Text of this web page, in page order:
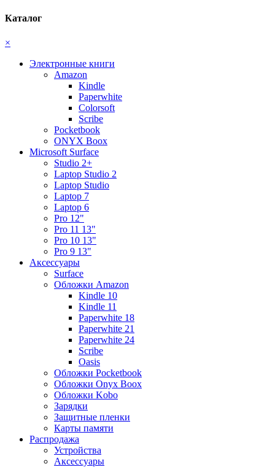
Каталог
×
Электронные книги
Amazon
Kindle
Paperwhite
Colorsoft
Scribe
Pocketbook
ONYX Boox
Microsoft Surface
Studio 2+
Laptop Studio 2
Laptop Studio
Laptop 7
Laptop 6
Pro 12"
Pro 11 13"
Pro 10 13"
Pro 9 13"
Аксессуары
Surface
Обложки Amazon
Kindle 10
Kindle 11
Paperwhite 18
Paperwhite 21
Paperwhite 24
Scribe
Oasis
Обложки Pocketbook
Обложки Onyx Boox
Обложки Kobo
Зарядки
Защитные пленки
Карты памяти
Распродажа
Устройства
Аксессуары